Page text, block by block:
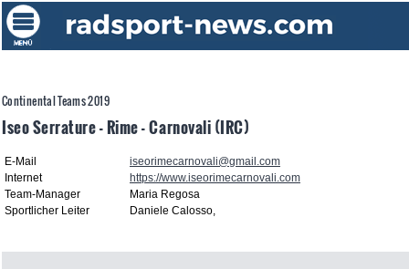
Continental Teams 2019
Iseo Serrature - Rime - Carnovali (IRC)
E-Mail
iseorimecarnovali@gmail.com
Internet
https://www.iseorimecarnovali.com
Team-Manager
Maria Regosa
Sportlicher Leiter
Daniele Calosso,